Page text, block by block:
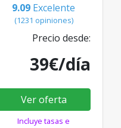
9.09 Excelente
(1231 opiniones)
Precio desde:
39€/día
Ver oferta
Incluye tasas e